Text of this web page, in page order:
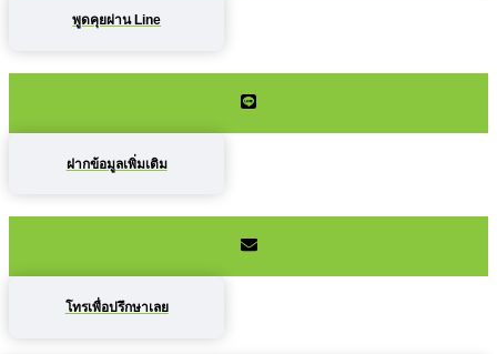
พูดคุยผ่าน Line
ฝากข้อมูลเพิ่มเติม
โทรเพื่อปรึกษาเลย